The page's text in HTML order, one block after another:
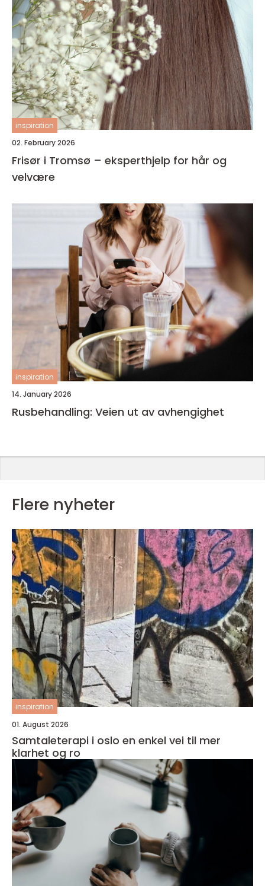
inspiration
02. February 2026
Frisør i Tromsø – eksperthjelp for hår og
velvære
inspiration
14. January 2026
Rusbehandling: Veien ut av avhengighet
Flere nyheter
inspiration
01. August 2026
Samtaleterapi i oslo en enkel vei til mer
klarhet og ro